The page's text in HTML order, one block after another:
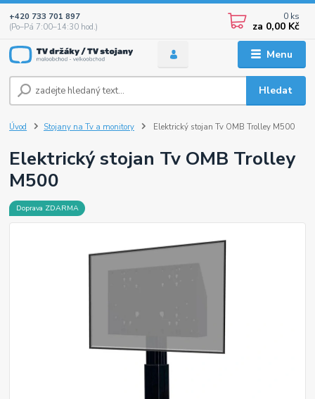
Menu
Hledat
+420 733 701 897
(Po–Pá 7:00–14:30 hod.)
0 ks
za 0,00 Kč
Úvod Stojany na Tv a monitory Elektrický stojan Tv OMB Trolley M500
Elektrický stojan Tv OMB Trolley
M500
Doprava ZDARMA